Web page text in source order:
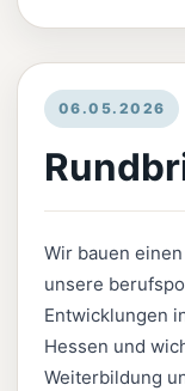
06.05.2026
Wir bauen
unsere
Entwicklungen
Hessen und
Weiterbildung